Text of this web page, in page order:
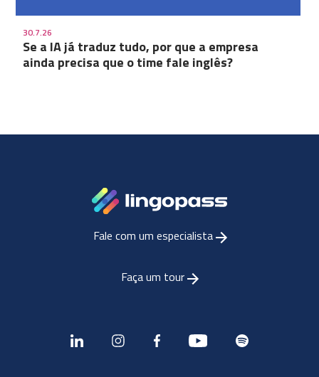
30.7.26
Se a IA já traduz tudo, por que a empresa
ainda precisa que o time fale inglês?
Fale com um especialista
Faça um tour